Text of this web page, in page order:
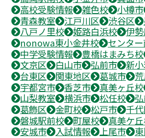
高校受験情報
雑色校 小樽市
青森教室
江戸川区 渋谷区
八戸ノ里校
姫路白浜校 伊
nonowa東小金井校
センタ
中学受験情報
豊橋はまみち校
文京区
白山市 弘前市 新
台東区
関東地区 葛城市
宇都宮市
香芝市 真美ヶ丘校
山梨教室
横浜市 松任校
葛飾区
金町校 松戸市 千
磐城駅前校
町屋校 真美ケ
安城市
入試情報 上尾市